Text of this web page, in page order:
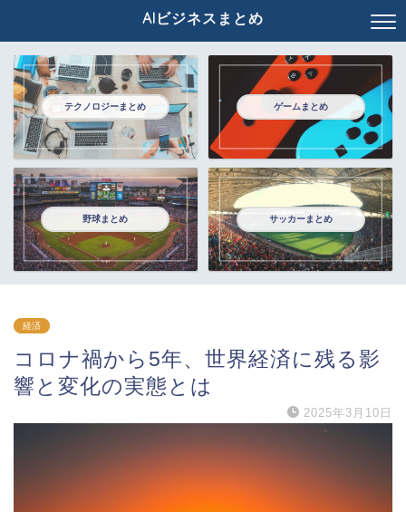
AIビジネスまとめ
テクノロジーまとめ ゲームまとめ
野球まとめ サッカーまとめ
経済
コロナ禍から5年、世界経済に残る影
響と変化の実態とは
2025年3月10日